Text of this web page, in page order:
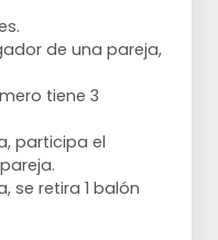
de una pareja,
tiene 3
participa el
se retira 1 balón